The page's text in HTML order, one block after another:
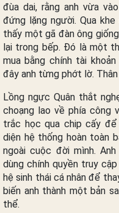
đùa dai, rằng anh vừa
đứng lặng người. Qua
thấy một gã đàn ông
lại trong bếp. Đó là một
mua bằng chính tài
đây anh từng phớt lờ.
Lồng ngực Quân thắt
choạng lao về phía công
trắc học qua chip cấy
diện hệ thống hoàn toàn
ngoài cuộc đời mình.
dùng chính quyền truy
hệ sinh thái cá nhân để
biến anh thành một bản
thể.